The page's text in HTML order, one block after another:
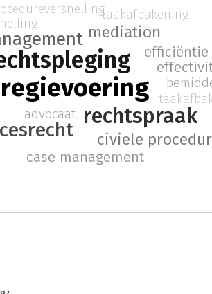
regievoering
rechtspraak
mediation
civiele
case management
efficiëntie
advocaat
taakafbakening